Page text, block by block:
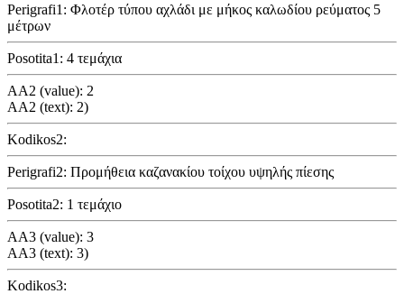
Perigrafi1: Φλοτέρ τύπου αχλάδι με μήκος καλωδίου ρεύματος 5
μέτρων
Posotita1: 4 τεμάχια
AA2 (value): 2
AA2 (text): 2)
Kodikos2:
Perigrafi2: Προμήθεια καζανακίου τοίχου υψηλής πίεσης
Posotita2: 1 τεμάχιο
AA3 (value): 3
AA3 (text): 3)
Kodikos3: